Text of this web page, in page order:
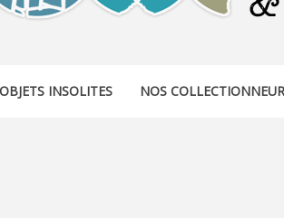
OBJETS INSOLITES NOS